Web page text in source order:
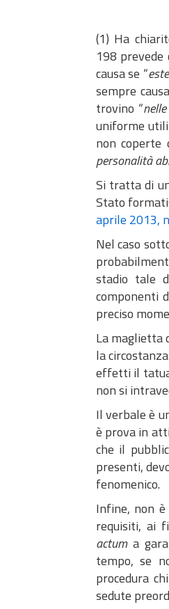
(1) Ha
198
causa se “
sempre
trovino “
uniforme
non coperte
personalità
Si tratta di
Stato
aprile 2013,
Nel caso
stadio tale
componenti
preciso
La maglietta
la
effetti il
non si
Il verbale è
è prova in
che il
presenti,
fenomenico.
Infine, non è
requisiti, ai
actuma
tempo, se
procedura
sedute